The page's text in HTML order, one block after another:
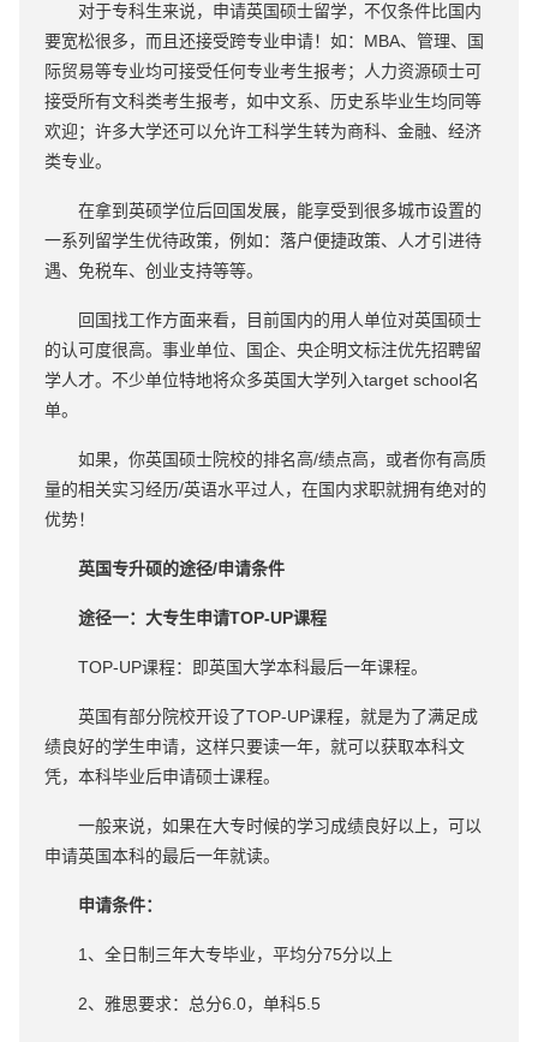
对于专科生来说，申请英国硕士留学，不仅条件比国内
要宽松很多，而且还接受跨专业申请！如：MBA、管理、国
际贸易等专业均可接受任何专业考生报考；人力资源硕士可
接受所有文科类考生报考，如中文系、历史系毕业生均同等
欢迎；许多大学还可以允许工科学生转为商科、金融、经济
类专业。
在拿到英硕学位后回国发展，能享受到很多城市设置的
一系列留学生优待政策，例如：落户便捷政策、人才引进待
遇、免税车、创业支持等等。
回国找工作方面来看，目前国内的用人单位对英国硕士
的认可度很高。事业单位、国企、央企明文标注优先招聘留
学人才。不少单位特地将众多英国大学列入target school名
单。
如果，你英国硕士院校的排名高/绩点高，或者你有高质
量的相关实习经历/英语水平过人，在国内求职就拥有绝对的
优势！
英国专升硕的途径/申请条件
途径一：大专生申请TOP-UP课程
TOP-UP课程：即英国大学本科最后一年课程。
英国有部分院校开设了TOP-UP课程，就是为了满足成
绩良好的学生申请，这样只要读一年，就可以获取本科文
凭，本科毕业后申请硕士课程。
一般来说，如果在大专时候的学习成绩良好以上，可以
申请英国本科的最后一年就读。
申请条件：
1、全日制三年大专毕业，平均分75分以上
2、雅思要求：总分6.0，单科5.5